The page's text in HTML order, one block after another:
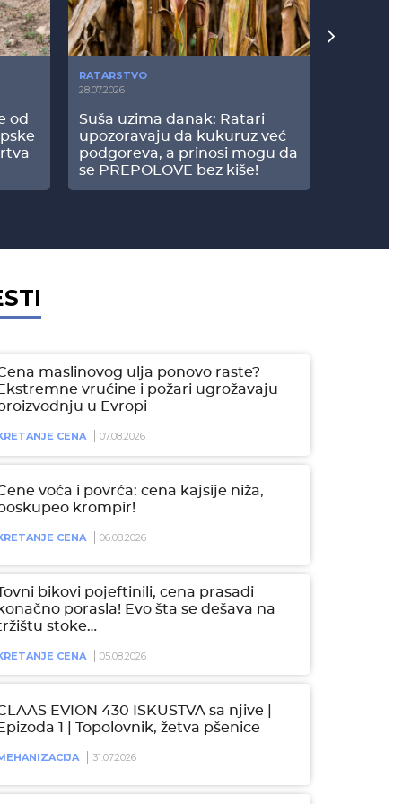
od
RATARSTVO
28.07.2026
Suša uzima danak: Ratari
upozoravaju da kukuruz već
podgoreva, a prinosi mogu da
se PREPOLOVE bez kiše!
maslinovog ulja ponovo raste?
vrućine i požari ugrožavaju
u Evropi
CENA 07.08.2026
voća i povrća: cena kajsije niža,
krompir!
CENA 06.08.2026
bikovi pojeftinili, cena prasadi
porasla! Evo šta se dešava na
stoke…
CENA 05.08.2026
EVION 430 ISKUSTVA sa njive |
1 | Topolovnik, žetva pšenice
31.07.2026